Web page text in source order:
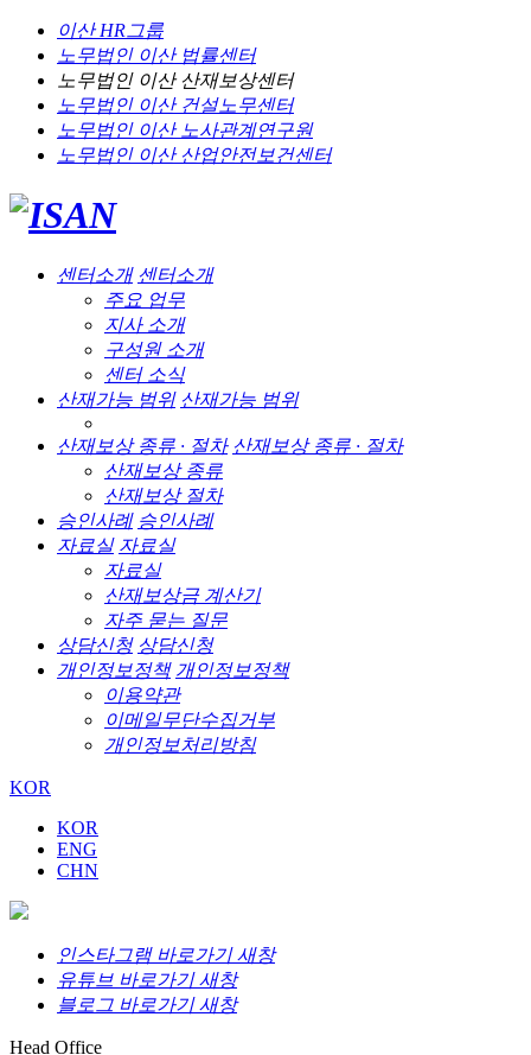
이산 HR그룹
노무법인 이산법률센터
노무법인 이산산재보상센터
노무법인 이산건설노무센터
노무법인 이산노사관계연구원
노무법인 이산산업안전보건센터
센터소개 센터소개
주요 업무
지사 소개
구성원 소개
센터 소식
산재가능 범위 산재가능 범위
산재보상 종류 · 절차 산재보상 종류 · 절차
산재보상 종류
산재보상 절차
승인사례 승인사례
자료실 자료실
자료실
산재보상금 계산기
자주 묻는 질문
상담신청 상담신청
개인정보정책 개인정보정책
이용약관
이메일무단수집거부
개인정보처리방침
KOR
KOR
ENG
CHN
인스타그램 바로가기 새창
유튜브 바로가기 새창
블로그 바로가기 새창
Head Office